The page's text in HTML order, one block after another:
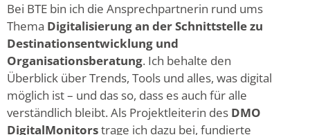
Bei BTE bin ich die Ansprechpartnerin rund ums
Thema Digitalisierung an der Schnittstelle zu
Destinationsentwicklung und
Organisationsberatung. Ich behalte den
Überblick über Trends, Tools und alles, was digital
möglich ist – und das so, dass es auch für alle
verständlich bleibt. Als Projektleiterin des DMO
DigitalMonitorstrage ich dazu bei, fundierte